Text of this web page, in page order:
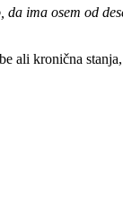
ima osem od
ali kronična